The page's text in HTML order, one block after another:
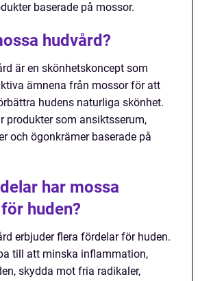
baserade på mossor.
hudvård?
är en skönhetskoncept som
ämnena från mossor för att
hudens naturliga skönhet.
produkter som ansiktsserum,
och ögonkrämer baserade på
har mossa
huden?
erbjuder flera fördelar för huden.
till att minska inflammation,
skydda mot fria radikaler,